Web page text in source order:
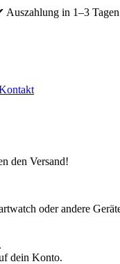
Auszahlung in 1–3 Tagen
den Versand!
oder andere
dein Konto.